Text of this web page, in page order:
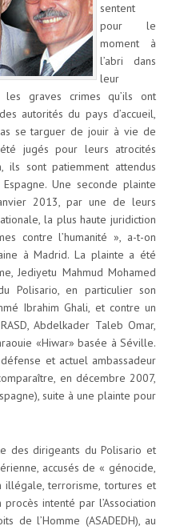
sentent
pour le
moment à
l’abri dans
leur
graves crimes qu’ils ont
autorités du pays d’accueil,
se targuer de jouir à vie de
été jugés pour leurs atrocités
ils sont patiemment attendus
Une seconde plainte
2013, par une de leurs
la plus haute juridiction
contre l’humanité », a-t-on
à Madrid. La plainte a été
Jediyetu Mahmud Mohamed
Polisario, en particulier son
Ibrahim Ghali, et contre un
Abdelkader Taleb Omar,
«Hiwar» basée à Séville.
et actuel ambassadeur
en décembre 2007,
suite à une plainte pour
des dirigeants du Polisario et
accusés de « génocide,
illégale, terrorisme, tortures et
intenté par l’Association
de l’Homme (ASADEDH), au